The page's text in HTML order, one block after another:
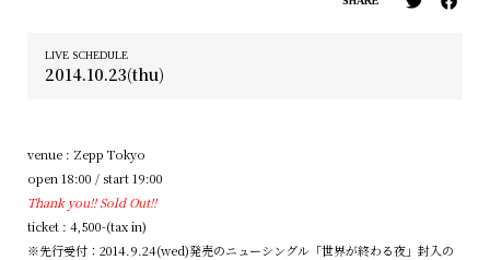
LIVE SCHEDULE
2014.10.23(thu)
venue : Zepp Tokyo
open 18:00 / start 19:00
Thank you!! Sold Out!!
ticket : 4,500-(tax in)
※先行受付：2014.9.24(wed)発売のニューシングル「世界が終わる夜」封入の